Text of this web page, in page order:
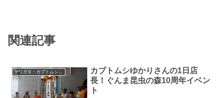
関連記事
カブトムシゆかりさんの1日店
長！ぐんま昆虫の森10周年イベン
ト